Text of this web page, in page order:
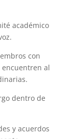
académico
con
encuentren al
dentro de
y acuerdos